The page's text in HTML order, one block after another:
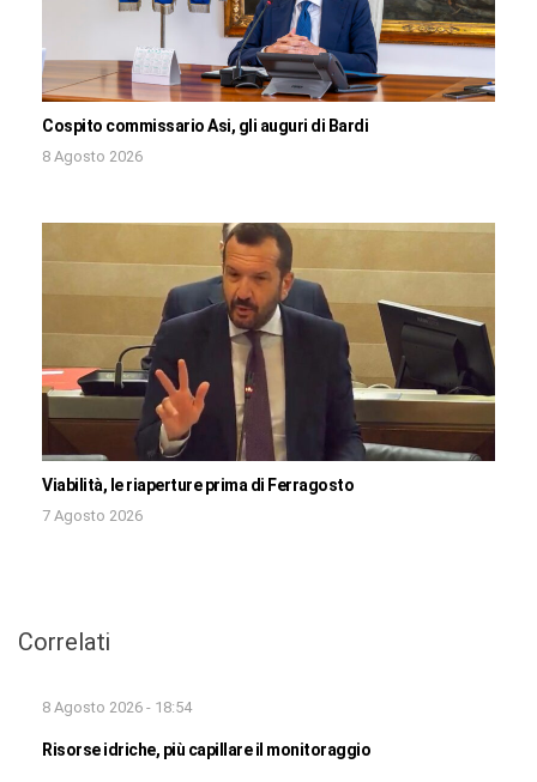
Cospito commissario Asi, gli auguri di Bardi
8 Agosto 2026
Viabilità, le riaperture prima di Ferragosto
7 Agosto 2026
Correlati
8 Agosto 2026 - 18:54
Risorse idriche, più capillare il monitoraggio